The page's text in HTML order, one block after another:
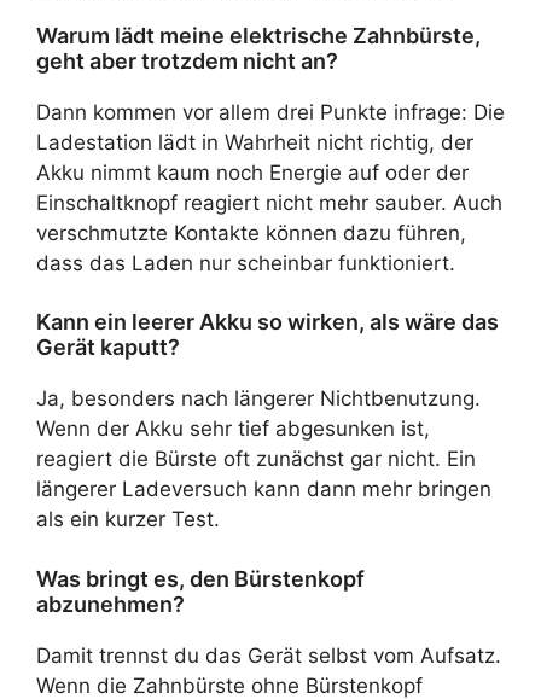
Warum lädt meine elektrische Zahnbürste,
geht aber trotzdem nicht an?
Dann kommen vor allem drei Punkte infrage: Die
Ladestation lädt in Wahrheit nicht richtig, der
Akku nimmt kaum noch Energie auf oder der
Einschaltknopf reagiert nicht mehr sauber. Auch
verschmutzte Kontakte können dazu führen,
dass das Laden nur scheinbar funktioniert.
Kann ein leerer Akku so wirken, als wäre das
Gerät kaputt?
Ja, besonders nach längerer Nichtbenutzung.
Wenn der Akku sehr tief abgesunken ist,
reagiert die Bürste oft zunächst gar nicht. Ein
längerer Ladeversuch kann dann mehr bringen
als ein kurzer Test.
Was bringt es, den Bürstenkopf
abzunehmen?
Damit trennst du das Gerät selbst vom Aufsatz.
Wenn die Zahnbürste ohne Bürstenkopf